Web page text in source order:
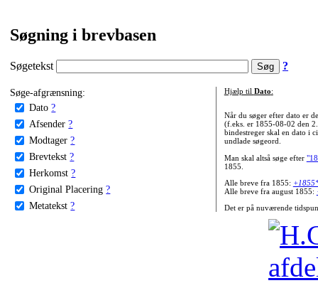
Søgning i brevbasen
Søgetekst ?
Søge-afgrænsning:
Dato ?
Afsender ?
Modtager ?
Brevtekst ?
Herkomst ?
Original Placering ?
Metatekst ?
Hjælp til Dato:
Når du søger efter dato er
(f.eks. er 1855-08-02 den
bindestreger skal en dato i
undlade søgeord.
Man skal altså søge efter
1855.
Alle breve fra 1855:
Alle breve fra august 1855:
Det er på nuværende